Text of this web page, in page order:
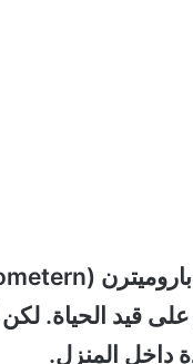
على قيد الحياة.
داخل المنزل.